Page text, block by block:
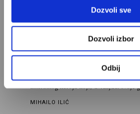
Dozvoli sve
Dozvoli izbor
Odbij
do Mihaila Lalića i Slavenke Drakulić...
IVAN LALIĆ
Odisej je u stvari negativac
antiratnog heroja koji, uviđajući svoje
učeći na njima, shvata da postoje stvari
MIHAILO ILIĆ